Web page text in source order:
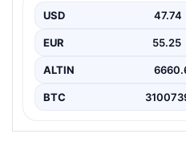
veda edeceği jübile maçında
paylaşacak.…
USD 47.74
EUR 55.25
ALTIN
BTC